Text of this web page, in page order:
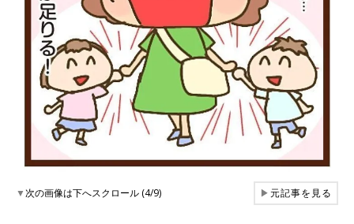
▼次の画像は下へスクロール (4/9) ▶元記事を見る